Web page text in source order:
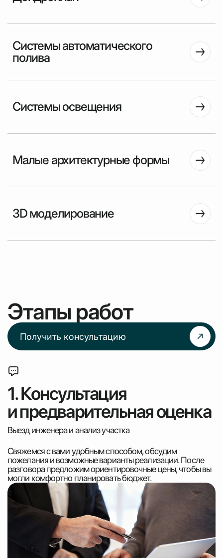
Системы автоматического
полива
Системы освещения
Малые архитектурные формы
3D моделирование
Этапы работ
Получить консультацию
1. Консультация
и предварительная оценка
Выезд инженера и анализ участка
Свяжемся с вами удобным способом, обсудим
пожелания и возможные варианты реализации. После
разговора предложим ориентировочные цены, чтобы вы
могли комфортно планировать бюджет.